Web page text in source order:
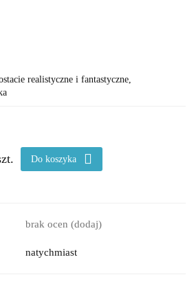
realistyczne i fantastyczne,
Do koszyka
brak ocen (dodaj)
natychmiast